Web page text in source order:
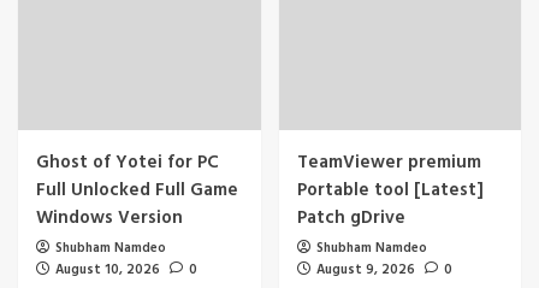
Ghost of Yotei for PC
Full Unlocked Full Game
Windows Version
Shubham Namdeo
August 10, 2026
0
TeamViewer premium
Portable tool [Latest]
Patch gDrive
Shubham Namdeo
August 9, 2026
0